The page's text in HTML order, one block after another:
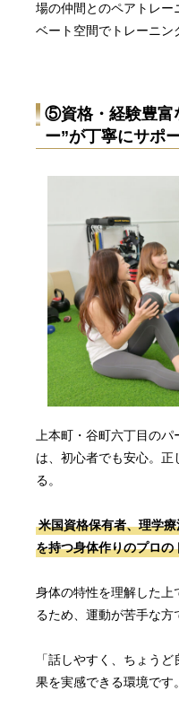
場の仲間とのペアトレー
ベート空間でトレーニン
⑤資格・経験豊富
ー”が丁寧にサポ
上本町・谷町六丁目の
は、初心者でも安心。
る。
米国資格保有者、理学
を持つ身体作りのプロの
身体の特性を理解した上
るため、運動が苦手な方
「話しやすく、ちょう
果を実感できる環境です。